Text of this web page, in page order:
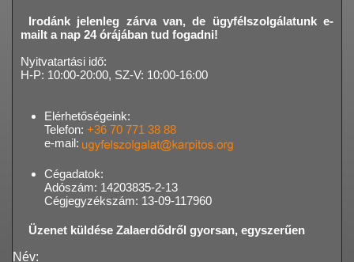
Irodánk jelenleg zárva van, de ügyfélszolgálatunk e-
mailt a nap 24 órájában tud fogadni!
Nyitvatartási idő:
H-P: 10:00-20:00, SZ-V: 10:00-16:00
Elérhetőségeink:
Telefon: +36 70 771 38 88
e-mail:
Cégadatok:
Adószám: 14203835-2-13
Cégjegyzékszám: 13-09-117960
Üzenet küldése Zalaerdődről gyorsan, egyszerűen
Név: